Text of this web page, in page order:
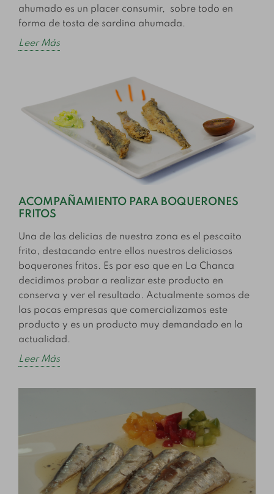
ahumado es un placer consumir, sobre todo en
forma de tosta de sardina ahumada.
Leer Más
ACOMPAÑAMIENTO PARA BOQUERONES
FRITOS
Una de las delicias de nuestra zona es el pescaito
frito, destacando entre ellos nuestros deliciosos
boquerones fritos. Es por eso que en La Chanca
decidimos probar a realizar este producto en
conserva y ver el resultado. Actualmente somos de
las pocas empresas que comercializamos este
producto y es un producto muy demandado en la
actualidad.
Leer Más